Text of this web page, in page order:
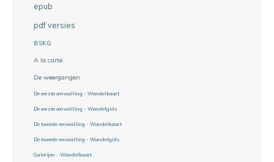
epub
pdf versies
BSKG
A la carte
De weergangen
De eerste omwalling - Wandelkaart
De eerste omwalling - Wandelgids
De tweede omwalling - Wandelkaart
De tweede omwalling - Wandelgids
Galerijen - Wandelkaart